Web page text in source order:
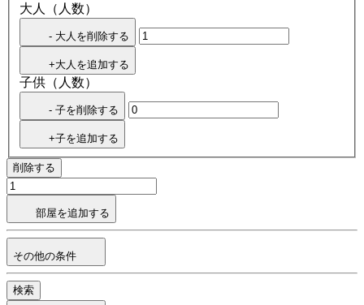
大人（人数）
- 大人を削除する
+大人を追加する
子供（人数）
- 子を削除する
+子を追加する
削除する
部屋を追加する
その他の条件
検索